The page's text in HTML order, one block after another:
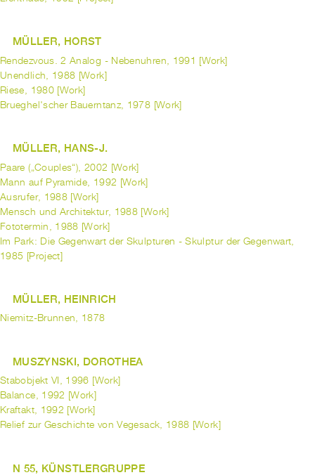
MÜLLER, HORST
Rendezvous. 2 Analog - Nebenuhren, 1991 [Work]
Unendlich, 1988 [Work]
Riese, 1980 [Work]
Brueghel'scher Bauerntanz, 1978 [Work]
MÜLLER, HANS-J.
Paare („Couples“), 2002 [Work]
Mann auf Pyramide, 1992 [Work]
Ausrufer, 1988 [Work]
Mensch und Architektur, 1988 [Work]
Fototermin, 1988 [Work]
Im Park: Die Gegenwart der Skulpturen - Skulptur der Gegenwart,
1985 [Project]
MÜLLER, HEINRICH
Niemitz-Brunnen, 1878
MUSZYNSKI, DOROTHEA
Stabobjekt VI, 1996 [Work]
Balance, 1992 [Work]
Kraftakt, 1992 [Work]
Relief zur Geschichte von Vegesack, 1988 [Work]
N 55, KÜNSTLERGRUPPE